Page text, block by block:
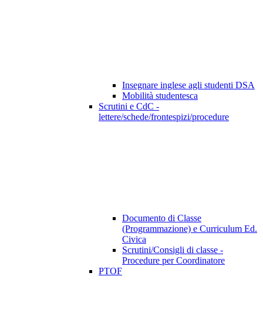
Insegnare inglese agli studenti DSA
Mobilità studentesca
Scrutini e CdC -
lettere/schede/frontespizi/procedure
Documento di Classe
(Programmazione) e Curriculum Ed.
Civica
Scrutini/Consigli di classe -
Procedure per Coordinatore
PTOF